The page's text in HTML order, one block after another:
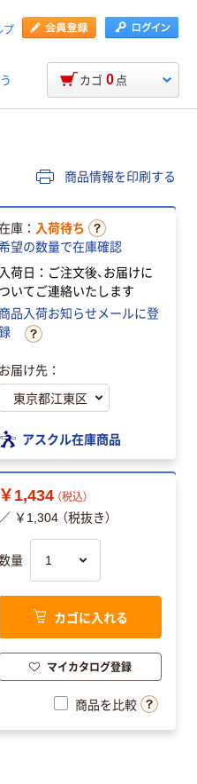
プ
カゴ 0 点
商品情報を印刷する
庫： 入荷待ち
望の数量で在庫確認
入荷日：ご注文後、お届けに
ついてご連絡いたします
商品入荷お知らせメールに登
お届け先：
アスクル在庫商品
￥1,434 （税込）
／ ￥1,304 （税抜き）
量
カゴに入れる
マイカタログ登録
商品を比較